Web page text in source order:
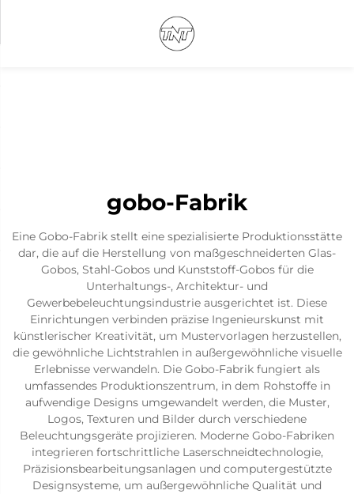
gobo-Fabrik
Eine Gobo-Fabrik stellt eine spezialisierte Produktionsstätte
dar, die auf die Herstellung von maßgeschneiderten Glas-
Gobos, Stahl-Gobos und Kunststoff-Gobos für die
Unterhaltungs-, Architektur- und
Gewerbebeleuchtungsindustrie ausgerichtet ist. Diese
Einrichtungen verbinden präzise Ingenieurskunst mit
künstlerischer Kreativität, um Mustervorlagen herzustellen,
die gewöhnliche Lichtstrahlen in außergewöhnliche visuelle
Erlebnisse verwandeln. Die Gobo-Fabrik fungiert als
umfassendes Produktionszentrum, in dem Rohstoffe in
aufwendige Designs umgewandelt werden, die Muster,
Logos, Texturen und Bilder durch verschiedene
Beleuchtungsgeräte projizieren. Moderne Gobo-Fabriken
integrieren fortschrittliche Laserschneidtechnologie,
Präzisionsbearbeitungsanlagen und computergestützte
Designsysteme, um außergewöhnliche Qualität und